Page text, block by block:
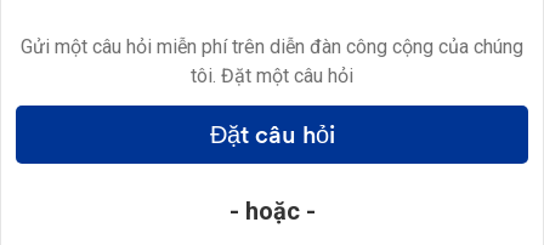
Gửi một câu hỏi miễn phí trên diễn đàn công cộng của chúng
tôi. Đặt một câu hỏi
Đặt câu hỏi
- hoặc -